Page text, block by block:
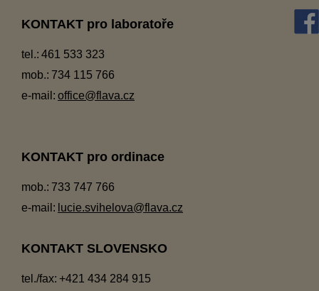
KONTAKT pro laboratoře
tel.: 461 533 323
mob.: 734 115 766
e-mail: office@flava.cz
KONTAKT pro ordinace
mob.: 733 747 766
e-mail: lucie.svihelova@flava.cz
KONTAKT SLOVENSKO
tel./fax: +421 434 284 915